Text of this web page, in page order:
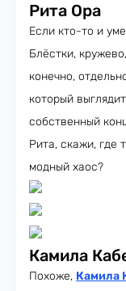
Рита Ора
Если кто-то и
Блёстки,
конечно,
который
собственный
Рита, скажи, где
модный хаос?
Камила
Похоже, Камила